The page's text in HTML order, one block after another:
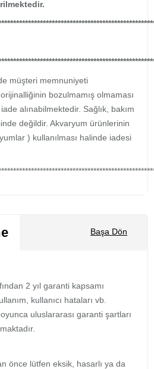
müşteri memnuniyeti
bozulmamış olmaması
alınabilmektedir. Sağlık, bakım
değildir. Akvaryum ürünlerinin
) kullanılması halinde iadesi
Başa Dön
2 yıl garanti kapsamı
kullanıcı hataları vb.
uluslararası garanti şartları
önce lütfen eksik, hasarlı ya da